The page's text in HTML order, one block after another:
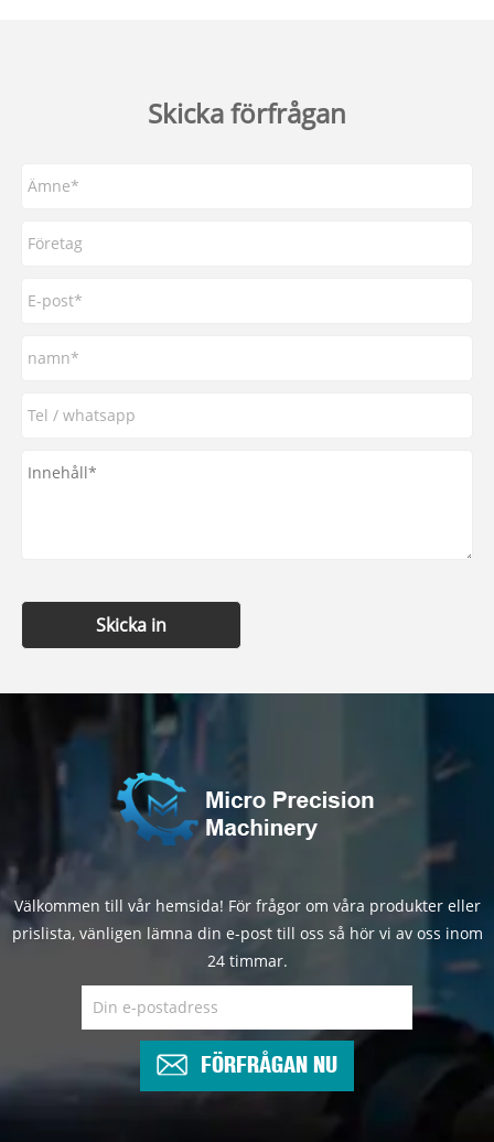
Skicka förfrågan
Skicka in
Välkommen till vår hemsida! För frågor om våra produkter eller
prislista, vänligen lämna din e-post till oss så hör vi av oss inom
24 timmar.
FÖRFRÅGAN NU